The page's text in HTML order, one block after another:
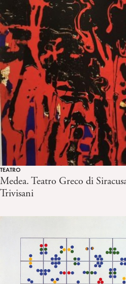
TEATRO
Medea. Teatro Greco di
Trivisani